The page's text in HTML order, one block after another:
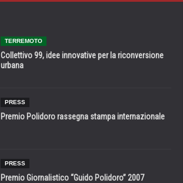
TERREMOTO
Collettivo 99, idee innovative per la riconversione
urbana
PRESS
Premio Polidoro rassegna stampa internazionale
PRESS
Premio Giornalistico “Guido Polidoro” 2007